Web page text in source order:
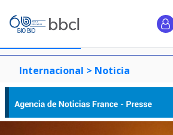
Internacional > Noticia